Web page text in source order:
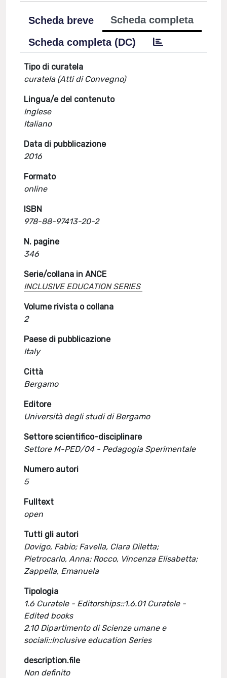
Scheda breve
Scheda completa
Scheda completa (DC)
Tipo di curatela
curatela (Atti di Convegno)
Lingua/e del contenuto
Inglese
Italiano
Data di pubblicazione
2016
Formato
online
ISBN
978-88-97413-20-2
N. pagine
346
Serie/collana in ANCE
INCLUSIVE EDUCATION SERIES
Volume rivista o collana
2
Paese di pubblicazione
Italy
Città
Bergamo
Editore
Università degli studi di Bergamo
Settore scientifico-disciplinare
Settore M-PED/04 - Pedagogia Sperimentale
Numero autori
5
Fulltext
open
Tutti gli autori
Dovigo, Fabio; Favella, Clara Diletta;
Pietrocarlo, Anna; Rocco, Vincenza Elisabetta;
Zappella, Emanuela
Tipologia
1.6 Curatele - Editorships::1.6.01 Curatele -
Edited books
2.10 Dipartimento di Scienze umane e
sociali::Inclusive education Series
description.file
Non definito